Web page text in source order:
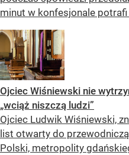
minut w konfesjonale potrafi
Ojciec Wiśniewski nie
„wciąż niszczą ludzi”
Ojciec Ludwik Wiśniewski,
list otwarty do
Polski, metropolity